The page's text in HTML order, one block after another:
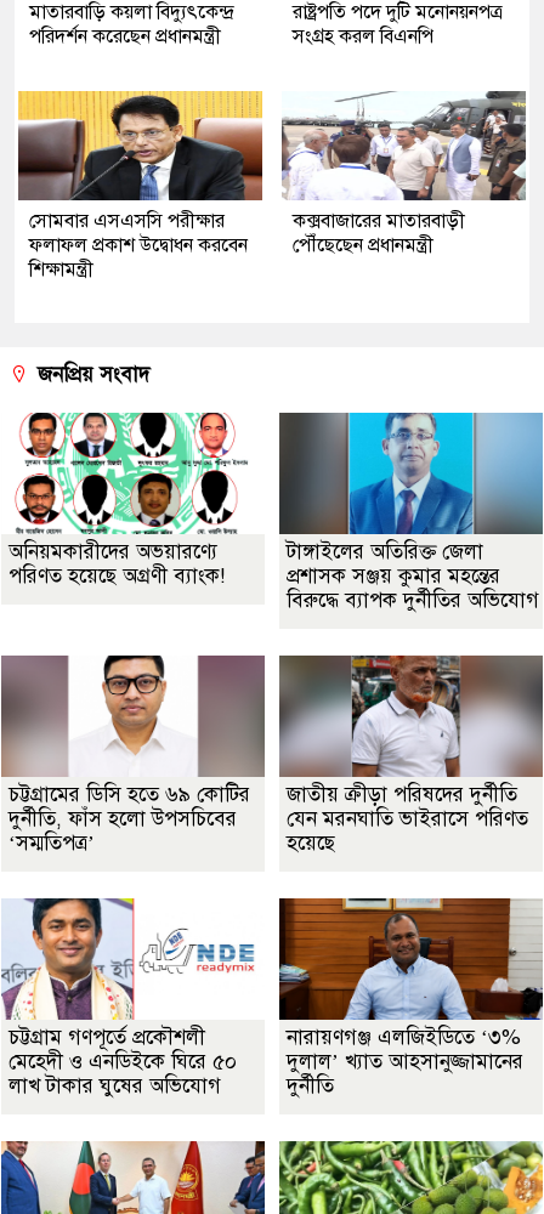
মাতারবাড়ি কয়লা বিদ্যুৎকেন্দ্র
পরিদর্শন করেছেন প্রধানমন্ত্রী
রাষ্ট্রপতি পদে দুটি মনোনয়নপত্র
সংগ্রহ করল বিএনপি
সোমবার এসএসসি পরীক্ষার
ফলাফল প্রকাশ উদ্বোধন করবেন
শিক্ষামন্ত্রী
কক্সবাজারের মাতারবাড়ী
পৌঁছেছেন প্রধানমন্ত্রী
জনপ্রিয় সংবাদ
অনিয়মকারীদের অভয়ারণ্যে
পরিণত হয়েছে অগ্রণী ব্যাংক!
টাঙ্গাইলের অতিরিক্ত জেলা
প্রশাসক সঞ্জয় কুমার মহন্তের
বিরুদ্ধে ব্যাপক দুর্নীতির অভিযোগ
চট্টগ্রামের ডিসি হতে ৬৯ কোটির
দুর্নীতি, ফাঁস হলো উপসচিবের
‘সম্মতিপত্র’
জাতীয় ক্রীড়া পরিষদের দুর্নীতি
যেন মরনঘাতি ভাইরাসে পরিণত
হয়েছে
চট্টগ্রাম গণপূর্তে প্রকৌশলী
মেহেদী ও এনডিইকে ঘিরে ৫০
লাখ টাকার ঘুষের অভিযোগ
নারায়ণগঞ্জ এলজিইডিতে ‘৩%
দুলাল’ খ্যাত আহসানুজ্জামানের
দুর্নীতি